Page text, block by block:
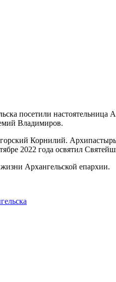
посетили
Владимиров.
Корнилий.
2022 года освятил
Архангельской епархии.